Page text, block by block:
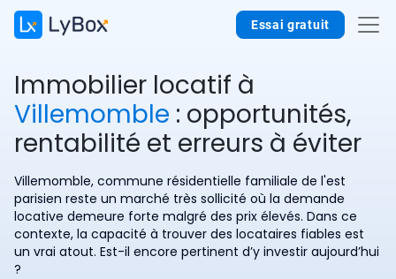
Essai gratuit
Immobilier locatif à
Villemomble : opportunités,
rentabilité et erreurs à éviter
Villemomble, commune résidentielle familiale de l'est
parisien reste un marché très sollicité où la demande
locative demeure forte malgré des prix élevés. Dans ce
contexte, la capacité à trouver des locataires fiables est
un vrai atout. Est-il encore pertinent d’y investir aujourd’hui
?